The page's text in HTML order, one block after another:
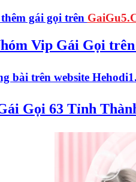
gái gọi trên
Vip Gái Gọi
bài trên website
Gọi 63 Tỉnh